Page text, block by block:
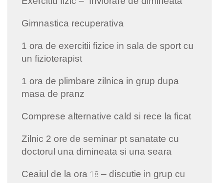
Gimnastica recuperativa
1 ora de exercitii fizice in sala de sport cu
un fizioterapist
1 ora de plimbare zilnica in grup dupa
masa de pranz
Comprese alternative cald si rece la ficat
Zilnic 2 ore de seminar pt sanatate cu
doctorul una dimineata si una seara
Ceaiul de la ora 18 – discutie in grup cu